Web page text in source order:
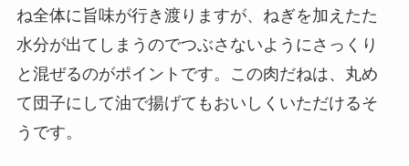
ね全体に旨味が行き渡りますが、ねぎを加えたた
水分が出てしまうのでつぶさないようにさっくり
と混ぜるのがポイントです。この肉だねは、丸め
て団子にして油で揚げてもおいしくいただけるそ
うです。